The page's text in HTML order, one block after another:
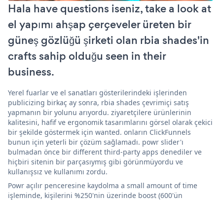
Hala have questions iseniz, take a look at
el yapımı ahşap çerçeveler üreten bir
güneş gözlüğü şirketi olan rbia shades'in
crafts sahip olduğu seen in their
business.
Yerel fuarlar ve el sanatları gösterilerindeki işlerinden
publicizing birkaç ay sonra, rbia shades çevrimiçi satış
yapmanın bir yolunu arıyordu. ziyaretçilere ürünlerinin
kalitesini, hafif ve ergonomik tasarımlarını görsel olarak çekici
bir şekilde göstermek için wanted. onların ClickFunnels
bunun için yeterli bir çözüm sağlamadı. powr slider'ı
bulmadan önce bir different third-party apps denediler ve
hiçbiri sitenin bir parçasıymış gibi görünmüyordu ve
kullanışsız ve kullanımı zordu.
Powr açılır penceresine kaydolma a small amount of time
işleminde, kişilerini %250'nin üzerinde boost (600'ün